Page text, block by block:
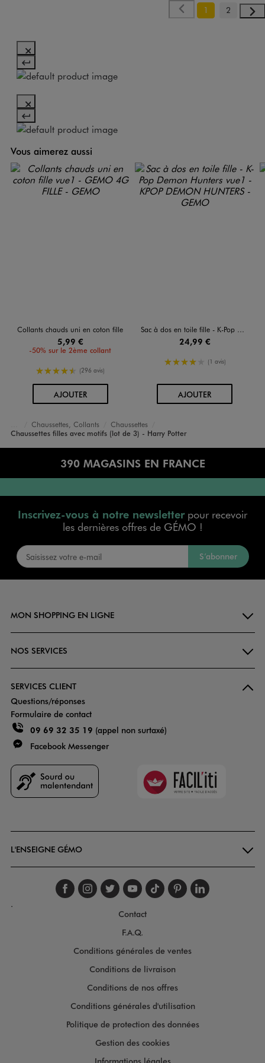
1 2
Vous aimerez aussi
Collants chauds uni en coton fille
5,99 €
-50% sur le 2ème collant
4.5/5 de moyenne
(296 avis)
AJOUTERAU PANIER
Sac à dos en toile fille - K-Pop Demon Hunters
24,99 €
4/5 de moyenne
(1 avis)
AJOUTERAU PANIER
Accueil
Fille
Sous-vêtements
Chaussettes, Collants
Chaussettes
Chaussettes filles avec motifs (lot de 3) - Harry Potter
390 MAGASINS EN FRANCE
Inscrivez-vous à notre newsletterpour recevoir
les dernières offres de GÉMO !
S’abonner
MON SHOPPING EN LIGNE
NOS SERVICES
SERVICES CLIENT
Questions/réponses
Formulaire de contact
09 69 32 35 19 (appel non surtaxé)
Facebook Messenger
Faciliti
L'ENSEIGNE GÉMO
Suivez-nous sur
Suivez-nous sur
Suivez-nous sur
Suivez-nous
Suivez-nous
Suivez-
.
Contact
F.A.Q.
Conditions générales de ventes
Conditions de livraison
Conditions de nos offres
Conditions générales d'utilisation
Politique de protection des données
Gestion des cookies
Informations légales